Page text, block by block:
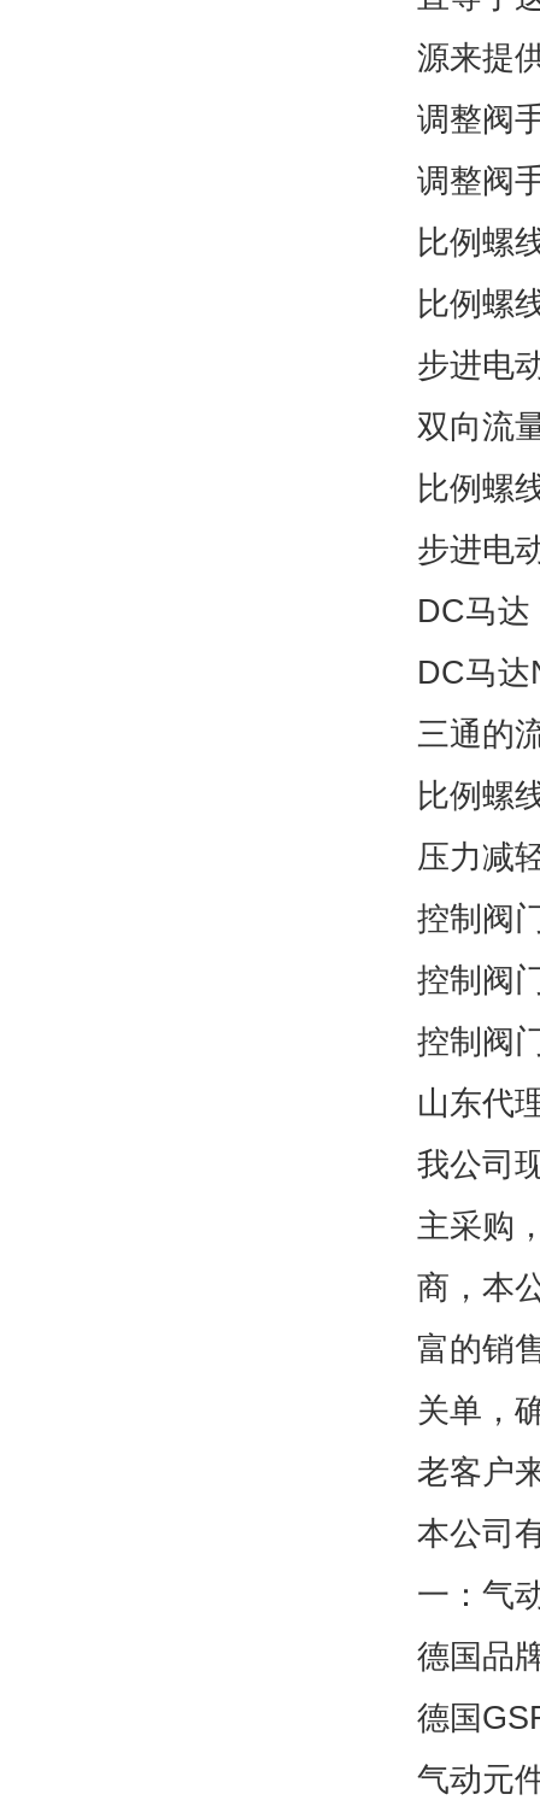
源来提
调整阀
调整阀
比例螺
比例螺
步进电
双向流
比例螺
步进电
DC马
DC马
三通的
比例螺
压力减
控制阀
控制阀
控制阀
山东代
我公司
主采购
商，本
富的销
关单，
老客户
本公司
一：气
德国品
德国
气动元